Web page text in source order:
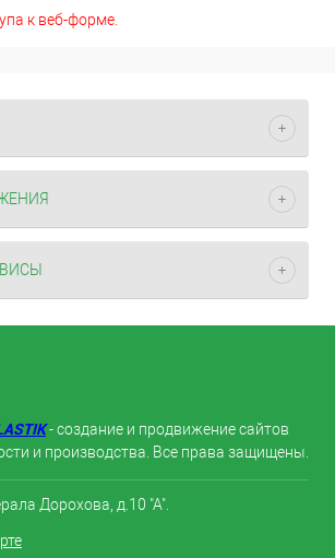
к веб-форме.
- создание и продвижение сайтов
и производства. Все права защищены.
Дорохова, д.10 "А".